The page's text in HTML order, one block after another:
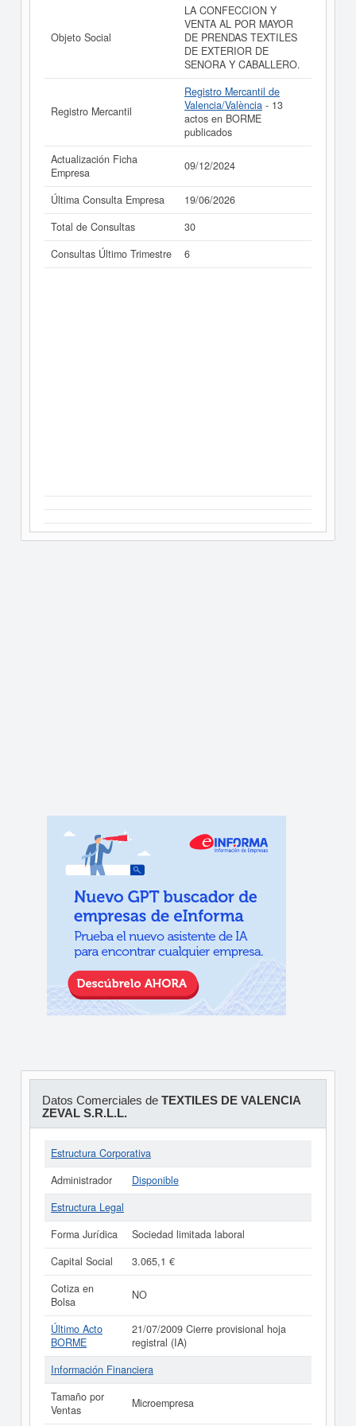
La última actualización del informe de empresa se ha
realizado el 09/12/2024.
Objeto Social
LA CONFECCION Y
VENTA AL POR MAYOR
DE PRENDAS TEXTILES
DE EXTERIOR DE
SENORA Y CABALLERO.
Registro Mercantil
Registro Mercantil de
Valencia/València - 13
actos en BORME
publicados
Actualización Ficha
Empresa
09/12/2024
Última Consulta Empresa
19/06/2026
Total de Consultas
30
Consultas Último Trimestre
6
Datos Comerciales de TEXTILES DE VALENCIA
ZEVAL S.R.L.L.
Estructura Corporativa
Administrador
Disponible
Estructura Legal
Forma Jurídica
Sociedad limitada laboral
Capital Social
3.065,1 €
Cotiza en
Bolsa
NO
Último Acto
BORME
21/07/2009 Cierre provisional hoja
registral (IA)
Información Financiera
Tamaño por
Ventas
Microempresa